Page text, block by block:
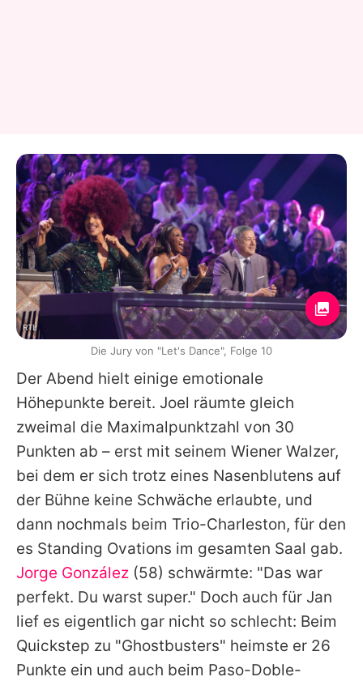
Der Abend hielt einige emotionale
Höhepunkte bereit. Joel räumte gleich
zweimal die Maximalpunktzahl von 30
Punkten ab – erst mit seinem Wiener Walzer,
bei dem er sich trotz eines Nasenblutens auf
der Bühne keine Schwäche erlaubte, und
dann nochmals beim Trio-Charleston, für den
es Standing Ovations im gesamten Saal gab.
Jorge González (58) schwärmte: "Das war
perfekt. Du warst super." Doch auch für Jan
lief es eigentlich gar nicht so schlecht: Beim
Quickstep zu "Ghostbusters" heimste er 26
Punkte ein und auch beim Paso-Doble-
RTL
Die Jury von "Let's Dance", Folge 10